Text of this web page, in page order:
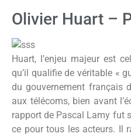
Olivier Huart –
Huart, l’enjeu majeur est
qu’il qualifie de véritable «
du gouvernement français
aux télécoms, bien avant
rapport de Pascal Lamy fut
ce pour tous les acteurs. Il